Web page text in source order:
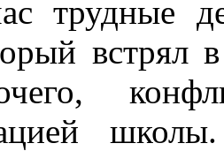
трудные
встрял